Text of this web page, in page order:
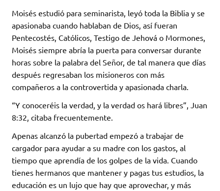
Moisés estudió para seminarista, leyó toda la Biblia y se
apasionaba cuando hablaban de Dios, así fueran
Pentecostés, Católicos, Testigo de Jehová o Mormones,
Moisés siempre abría la puerta para conversar durante
horas sobre la palabra del Señor, de tal manera que días
después regresaban los misioneros con más
compañeros a la controvertida y apasionada charla.
“Y conoceréis la verdad, y la verdad os hará libres”, Juan
8:32, citaba frecuentemente.
Apenas alcanzó la pubertad empezó a trabajar de
cargador para ayudar a su madre con los gastos, al
tiempo que aprendía de los golpes de la vida. Cuando
tienes hermanos que mantener y pagas tus estudios, la
educación es un lujo que hay que aprovechar, y más